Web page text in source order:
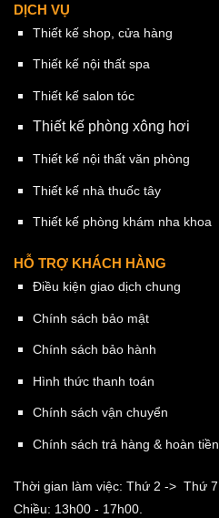
DỊCH VỤ
Thiết kế shop, cửa hàng
Thiết kế nội thất spa
Thiết kế salon tóc
Thiết kế phòng xông hơi
Thiết kế nội thất văn phòng
Thiết kế nhà thuốc tây
Thiết kế phòng khám nha khoa
HỖ TRỢ KHÁCH HÀNG
Điều kiện giao dịch chung
Chính sách bảo mật
Chính sách bảo hành
Hình thức thanh toán
Chính sách vận chuyển
Chính sách trả hàng & hoàn tiền
Thời gian làm việc: Thứ 2 -> Thứ 7.
Chiều: 13h00 - 17h00.